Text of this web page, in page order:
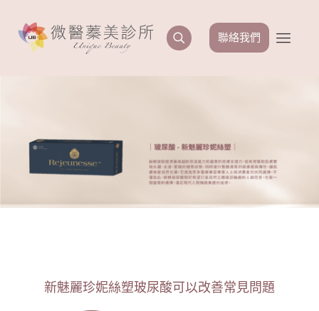
聯絡我們
新魅麗珍妮絲塑玻尿酸可以改善常見問題